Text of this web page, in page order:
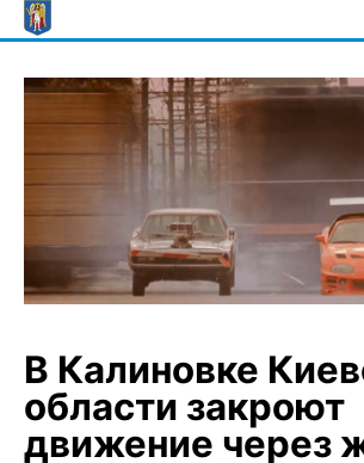
Skip
to
В Калиновке
области закроют
движение через